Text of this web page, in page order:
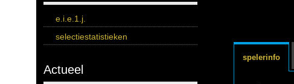
e.i.e.1.j.
selectiestatistieken
Actueel
spelerinfo